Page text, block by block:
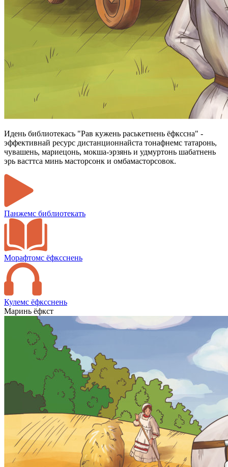
Идень библиотекась "Рав кужень раськетнень ёфкссна" -
эффективнай ресурс дистанционнайста тонафнемс татаронь,
чувашень, мариецонь, мокша-эрзянь и удмуртонь шабатнень
эрь васттса минь масторсонк и омбамасторсовок.
Панжемс библиотекать
Морафтомс ёфксснень
Кулемс ёфксснень
Маринь ёфкст